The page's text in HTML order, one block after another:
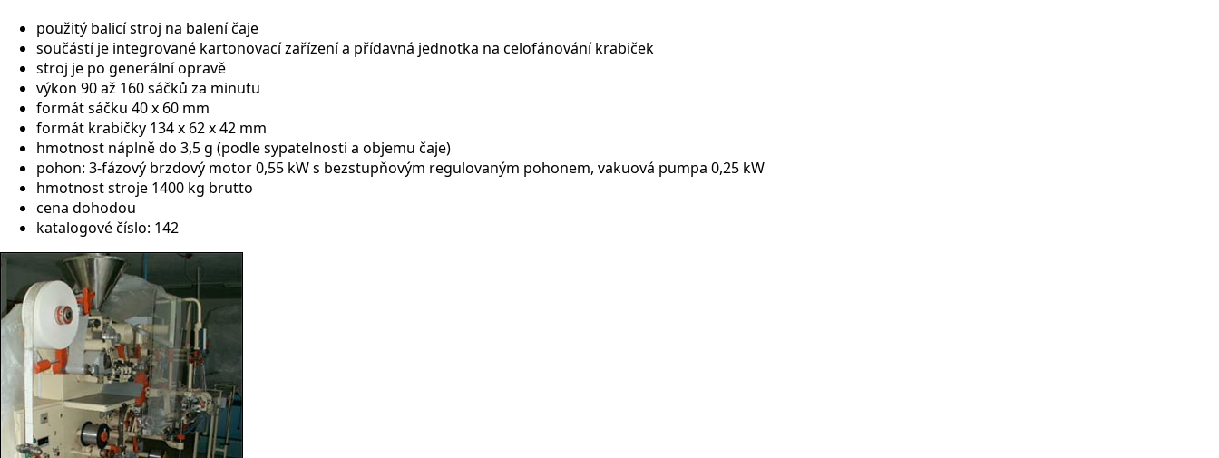
použitý balicí stroj na balení čaje
součástí je integrované kartonovací zařízení a přídavná jednotka na celofánování krabiček
stroj je po generální opravě
výkon 90 až 160 sáčků za minutu
formát sáčku 40 x 60 mm
formát krabičky 134 x 62 x 42 mm
hmotnost náplně do 3,5 g (podle sypatelnosti a objemu čaje)
pohon: 3-fázový brzdový motor 0,55 kW s bezstupňovým regulovaným pohonem, vakuová pumpa 0,25 kW
hmotnost stroje 1400 kg brutto
cena dohodou
katalogové číslo: 142